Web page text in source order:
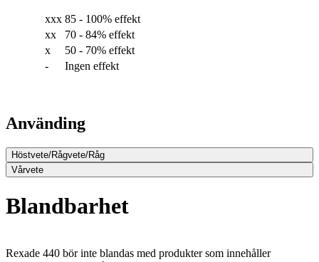
xxx 85 - 100% effekt
xx
70 - 84% effekt
x
50 - 70% effekt
-
Ingen effekt
Använding
Höstvete/Rågvete/Råg
Vårvete
Blandbarhet
Rexade 440 bör inte blandas med produkter som innehåller